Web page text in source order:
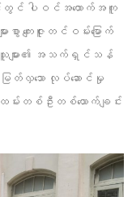
င် ပါဝင်အထောက်အကူ
ာ ကျေးဇူးတင်ဝမ်းမြောက်
များ၏ အသက်ရှင်သန်
ြတ်လှသော လုပ်ဆောင်မှု
းတစ်ဦးတစ်ယောက်ချင်း